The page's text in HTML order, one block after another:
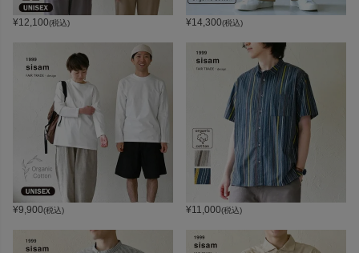
¥12,100(税込) ¥14,300(税込)
¥9,900(税込) ¥11,000(税込)